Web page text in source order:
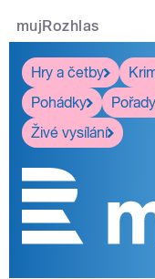
mujRozhlas
Hry a četby
Pohádky
Pořady
Živé vysílání